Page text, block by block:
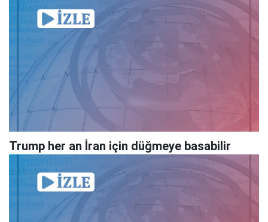
Trump her an İran için düğmeye basabilir